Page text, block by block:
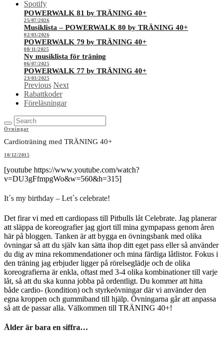
Spotify
POWERWALK 81 by TRÄNING 40+
25/07/2026
Musiklista – POWERWALK 80 by TRÄNING 40+
02/03/2026
POWERWALK 79 by TRÄNING 40+
08/11/2025
Ny musiklista för träning
06/07/2025
POWERWALK 77 by TRÄNING 40+
23/03/2025
Previous Next
Rabattkoder
Föreläsningar
Övningar
Cardioträning med TRÄNING 40+
10/12/2015
[youtube https://www.youtube.com/watch?
v=DU3gFfmpgWo&w=560&h=315]
It´s my birthday – Let´s celebrate!
Det firar vi med ett cardiopass till Pitbulls låt Celebrate. Jag planerar
att släppa de koreografier jag gjort till mina gympapass genom åren
här på bloggen. Tanken är att bygga en övningsbank med olika
övningar så att du själv kan sätta ihop ditt eget pass eller så använder
du dig av mina rekommendationer och mina färdiga låtlistor. Fokus i
den träning jag erbjuder ligger på rörelseglädje och de olika
koreografierna är enkla, oftast med 3-4 olika kombinationer till varje
låt, så att du ska kunna jobba på ordentligt. Du kommer att hitta
både cardio- (kondition) och styrkeövningar där vi använder den
egna kroppen och gummiband till hjälp. Övningarna går att anpassa
så att de passar alla. Välkommen till TRÄNING 40+!
Ålder är bara en siffra…